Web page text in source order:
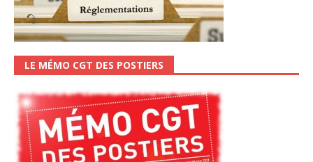
LE MÉMO CGT DES POSTIERS